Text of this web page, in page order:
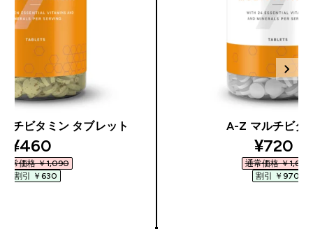
チビタミン タブレット
discounted price
¥460‎
通常価格 ￥1,090‎
割引 ￥630‎
A-Z マルチビタ
¥720‎
通常価格 ￥1,690‎
割引 ￥970‎